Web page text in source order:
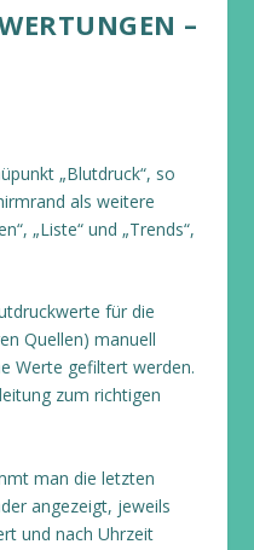
–
„Blutdruck“, so
als weitere
„Liste“ und „Trends“,
für die
Quellen) manuell
Werte gefiltert werden.
zum richtigen
man die letzten
angezeigt, jeweils
und nach Uhrzeit